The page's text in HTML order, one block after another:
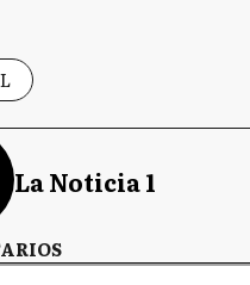
Q
La Noticia 1